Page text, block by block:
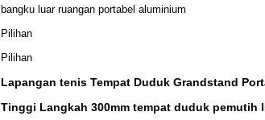
bangku luar ruangan portabel aluminium
Pilihan
Pilihan
Lapangan tenis Tempat Duduk Grandstand
Tinggi Langkah 300mm tempat duduk pemutih